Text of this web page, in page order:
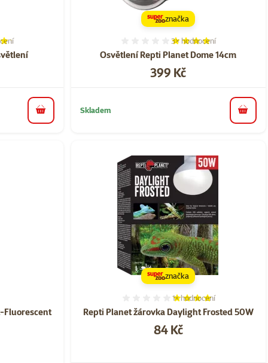
83%, počet hodnocení: 6
do košíku
Osvětlení Repti Planet Dome 14cm
Hodnocení 80%, počet
3× hodnocení
Cena
399 Kč
značka
Skladem do
Fluorescent
Repti Planet žárovka Daylight Frosted 50W
Hodnocení 80%, počet
1×hodnocení
Cena
84 Kč
značka